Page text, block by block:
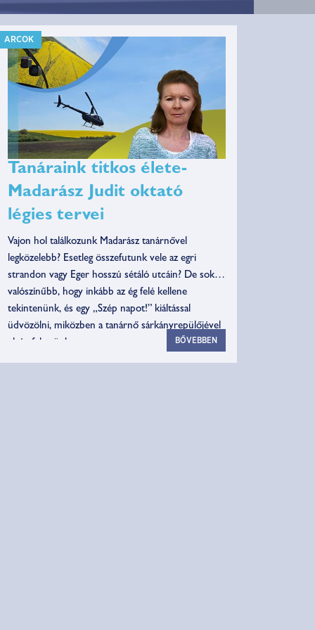
ARCOK
Tanáraink titkos élete-
Madarász Judit oktató
légies tervei
Vajon hol találkozunk Madarász tanárnővel
legközelebb? Esetleg összefutunk vele az egri
strandon vagy Eger hosszú sétáló utcáin? De sokkal
valószínűbb, hogy inkább az ég felé kellene
tekintenünk, és egy „Szép napot!” kiáltással
üdvözölni, miközben a tanárnő sárkányrepülőjével
BŐVEBBEN